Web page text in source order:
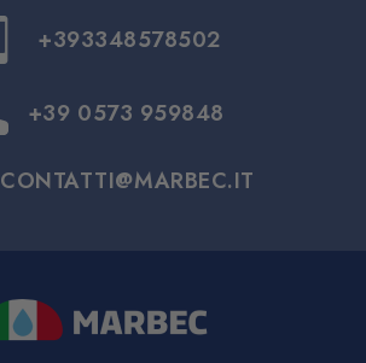
+393348578502
+39 0573 959848
CONTATTI@MARBEC.IT